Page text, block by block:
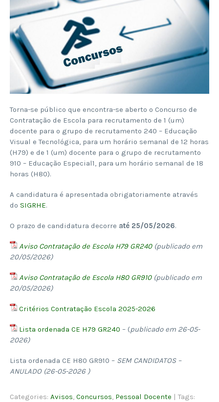
Torna-se público que encontra-se aberto o Concurso de
Contratação de Escola para recrutamento de 1 (um)
docente para o grupo de recrutamento 240 – Educação
Visual e Tecnológica, para um horário semanal de 12 horas
(H79) e de 1 (um) docente para o grupo de recrutamento
910 – Educação Especial1, para um horário semanal de 18
horas (H80).
A candidatura é apresentada obrigatoriamente através
do SIGRHE.
O prazo de candidatura decorre até 25/05/2026.
Aviso Contratação de Escola H79 GR240(publicado em
20/05/2026)
Aviso Contratação de Escola H80 GR910(publicado em
20/05/2026)
Critérios Contratação Escola 2025-2026
Lista ordenada CE H79 GR240 – (publicado em 26-05-
2026)
Lista ordenada CE H80 GR910 – SEM CANDIDATOS –
ANULADO (26-05-2026 )
Categories: Avisos, Concursos, Pessoal Docente | Tags: